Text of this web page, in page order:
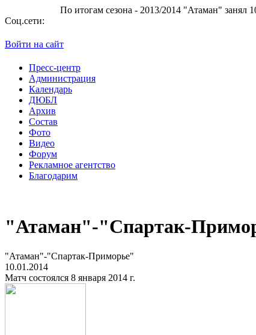
итогам сезона - 2013/2014 "Атаман" занял 10 место в
Соц.сети:
Войти на сайт
Пресс-центр
Администрация
Календарь
ДЮБЛ
Архив
Состав
Фото
Видео
Форум
Рекламное агентство
Благодарим
"Атаман"-"Спартак-
"Атаман"-"Спартак-Приморье"
10.01.2014
Матч состоялся 8 января 2014 г.